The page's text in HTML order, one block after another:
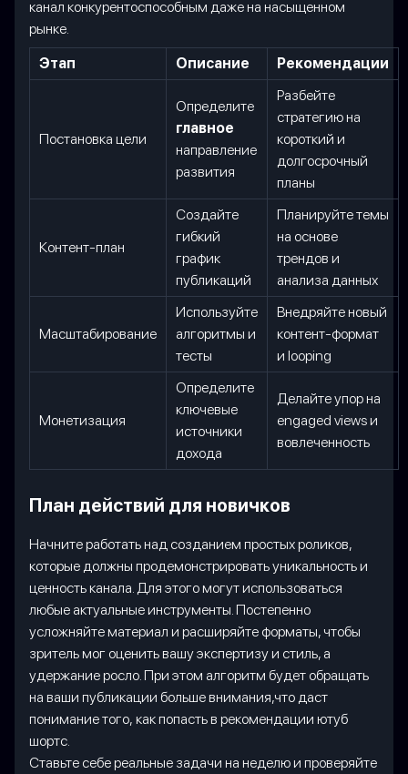
канал конкурентоспособным даже на насыщенном
рынке.
Этап
Описание Рекомендации
Постановка цели
Определите
главное
направление
развития
Разбейте
стратегию на
короткий и
долгосрочный
планы
Контент-план
Создайте
гибкий
график
публикаций
Планируйте темы
на основе
трендов и
анализа данных
Масштабирование
Используйте
алгоритмы и
тесты
Внедряйте новый
контент-формат
и looping
Монетизация
Определите
ключевые
источники
дохода
Делайте упор на
engaged views и
вовлеченность
План действий для новичков
Начните работать над созданием простых роликов,
которые должны продемонстрировать уникальность и
ценность канала. Для этого могут использоваться
любые актуальные инструменты. Постепенно
усложняйте материал и расширяйте форматы, чтобы
зритель мог оценить вашу экспертизу и стиль, а
удержание росло. При этом алгоритм будет обращать
на ваши публикации больше внимания,что даст
понимание того, как попасть в рекомендации ютуб
шортс.
Ставьте себе реальные задачи на неделю и проверяйте